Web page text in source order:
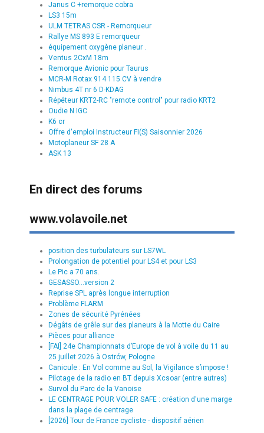
Janus C +remorque cobra
LS3 15m
ULM TETRAS CSR - Remorqueur
Rallye MS 893 E remorqueur
équipement oxygène planeur .
Ventus 2CxM 18m
Remorque Avionic pour Taurus
MCR-M Rotax 914 115 CV à vendre
Nimbus 4T nr 6 D-KDAG
Répéteur KRT2-RC "remote control" pour radio KRT2
Oudie N IGC
K6 cr
Offre d'emploi Instructeur FI(S) Saisonnier 2026
Motoplaneur SF 28 A
ASK 13
En direct des forums
www.volavoile.net
position des turbulateurs sur LS7WL
Prolongation de potentiel pour LS4 et pour LS3
Le Pic a 70 ans.
GESASSO...version 2
Reprise SPL après longue interruption
Problème FLARM
Zones de sécurité Pyrénées
Dégâts de grêle sur des planeurs à la Motte du Caire
Pièces pour alliance
[FAI] 24e Championnats d’Europe de vol à voile du 11 au
25 juillet 2026 à Ostrów, Pologne
Canicule : En Vol comme au Sol, la Vigilance s’impose !
Pilotage de la radio en BT depuis Xcsoar (entre autres)
Survol du Parc de la Vanoise
LE CENTRAGE POUR VOLER SAFE : création d'une marge
dans la plage de centrage
[2026] Tour de France cycliste - dispositif aérien